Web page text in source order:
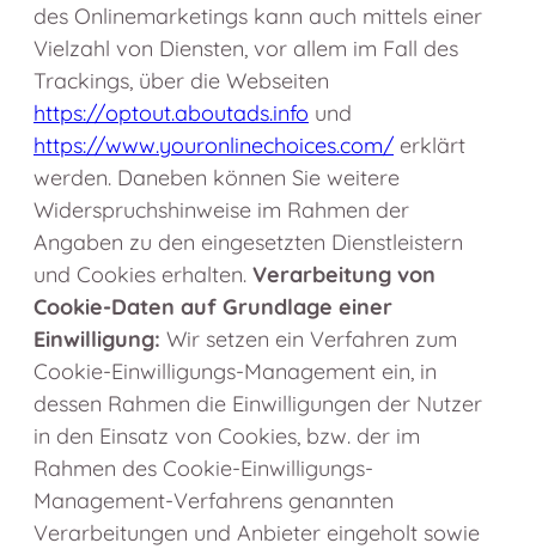
des Onlinemarketings kann auch mittels einer
Vielzahl von Diensten, vor allem im Fall des
Trackings, über die Webseiten
https://optout.aboutads.info und
https://www.youronlinechoices.com/ erklärt
werden. Daneben können Sie weitere
Widerspruchshinweise im Rahmen der
Angaben zu den eingesetzten Dienstleistern
und Cookies erhalten. Verarbeitung von
Cookie-Daten auf Grundlage einer
Einwilligung: Wir setzen ein Verfahren zum
Cookie-Einwilligungs-Management ein, in
dessen Rahmen die Einwilligungen der Nutzer
in den Einsatz von Cookies, bzw. der im
Rahmen des Cookie-Einwilligungs-
Management-Verfahrens genannten
Verarbeitungen und Anbieter eingeholt sowie